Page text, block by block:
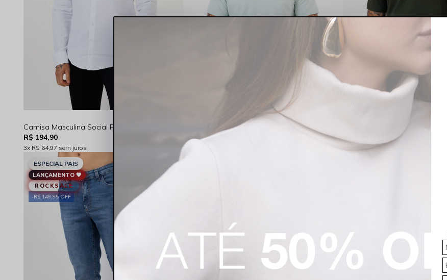
R$ 194,90
3x R$ 64,97 sem juros
R$ 69,90
1x R$ 69,90sem juros
R$ 149,95 OFF
ROCKSALE
LANÇAMENTO 🖤
ESPECIAL PAIS